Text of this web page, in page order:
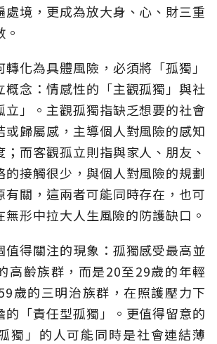
處境，更成為放大身、心、財三重
化為具體風險，必須將「孤獨」
概念：情感性的「主觀孤獨」與社
立」。主觀孤獨指缺乏想要的社會
或歸屬感，主導個人對風險的感知
而客觀孤立則指與家人、朋友、
的接觸很少，與個人對風險的規劃
有關，這兩者可能同時存在，也可
無形中拉大人生風險的防護缺口。
值得關注的現象：孤獨感受最高並
高齡族群，而是20至29歲的年輕
歲的三明治族群，在照護壓力下
的「責任型孤獨」。更值得留意的
獨」的人可能同時是社會連結薄